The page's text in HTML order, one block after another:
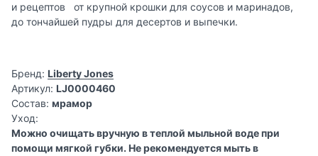
и рецептов от крупной крошки для соусов и маринадов,
до тончайшей пудры для десертов и выпечки.
Бренд: Liberty Jones
Артикул: LJ0000460
Состав: мрамор
Уход:
Можно очищать вручную в теплой мыльной воде при
помощи мягкой губки. Не рекомендуется мыть в